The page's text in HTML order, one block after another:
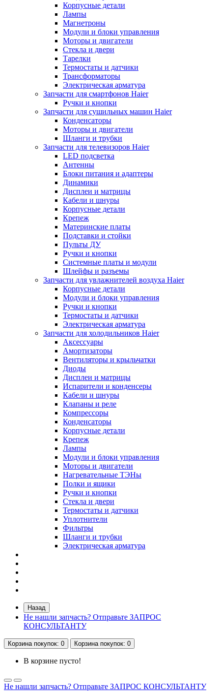
Корпусные детали
Лампы
Магнетроны
Модули и блоки управления
Моторы и двигатели
Стекла и двери
Тарелки
Термостаты и датчики
Трансформаторы
Электрическая арматура
Запчасти для смартфонов Haier
Ручки и кнопки
Запчасти для сушильных машин Haier
Конденсаторы
Моторы и двигатели
Шланги и трубки
Запчасти для телевизоров Haier
LED подсветка
Антенны
Блоки питания и адаптеры
Динамики
Дисплеи и матрицы
Кабели и шнуры
Корпусные детали
Крепеж
Материнские платы
Подставки и стойки
Пульты ДУ
Ручки и кнопки
Системные платы и модули
Шлейфы и разъемы
Запчасти для увлажнителей воздуха Haier
Корпусные детали
Модули и блоки управления
Ручки и кнопки
Термостаты и датчики
Электрическая арматура
Запчасти для холодильников Haier
Аксессуары
Амортизаторы
Вентиляторы и крыльчатки
Диоды
Дисплеи и матрицы
Испарители и конденсеры
Кабели и шнуры
Клапаны и реле
Компрессоры
Конденсаторы
Корпусные детали
Крепеж
Лампы
Модули и блоки управления
Моторы и двигатели
Нагревательные ТЭНы
Полки и ящики
Ручки и кнопки
Стекла и двери
Термостаты и датчики
Уплотнители
Фильтры
Шланги и трубки
Электрическая арматура
Назад
Не нашли запчасть? Отправьте ЗАПРОС
КОНСУЛЬТАНТУ
Корзинапокупок: 0 Корзинапокупок: 0
В корзине пусто!
Не нашли запчасть? Отправьте ЗАПРОС КОНСУЛЬТАНТУ